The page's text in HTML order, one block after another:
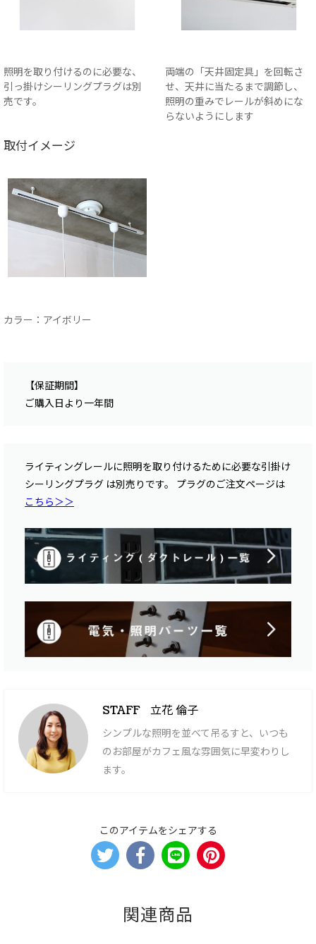
照明を取り付けるのに必要な、
引っ掛けシーリングプラグは別
売です。
両端の「天井固定具」を回転さ
せ、天井に当たるまで調節し、
照明の重みでレールが斜めにな
らないようにします
取付イメージ
カラー：アイボリー
【保証期間】
ご購入日より一年間
ライティングレールに照明を取り付けるために必要な引掛け
シーリングプラグ は別売りです。 プラグのご注文ページは
こちら＞＞
STAFF 立花 倫子
シンプルな照明を並べて吊るすと、いつも
のお部屋がカフェ風な雰囲気に早変わりし
ます。
このアイテムをシェアする
関連商品